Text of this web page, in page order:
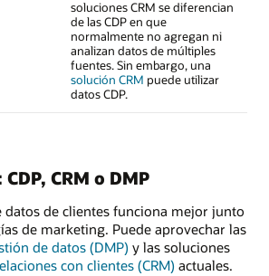
soluciones CRM se diferencian
de las CDP en que
normalmente no agregan ni
analizan datos de múltiples
fuentes. Sin embargo, una
solución CRM puede utilizar
datos CDP.
CRM o DMP
datos de clientes funciona mejor junto
de marketing. Puede aprovechar las
de datos (DMP) y las soluciones
con clientes (CRM) actuales.